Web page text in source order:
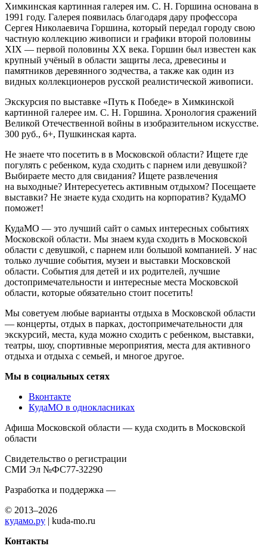
Химкинская картинная галерея им. С. Н. Горшина основана в
1991 году. Галерея появилась благодаря дару профессора
Сергея Николаевича Горшина, который передал городу свою
частную коллекцию живописи и графики второй половины
XIX — первой половины XX века. Горшин был известен как
крупный учёный в области защиты леса, древесины и
памятников деревянного зодчества, а также как один из
видных коллекционеров русской реалистической живописи.
Экскурсия по выставке «Путь к Победе» в Химкинской
картинной галерее им. С. Н. Горшина. Хронология сражений
Великой Отечественной войны в изобразительном искусстве.
300 руб., 6+, Пушкинская карта.
Не знаете что посетить в в Московской области? Ищете где
погулять с ребенком, куда сходить с парнем или девушкой?
Выбираете место для свидания? Ищете развлечения
на выходные? Интересуетесь активным отдыхом? Посещаете
выставки? Не знаете куда сходить на корпоратив? КудаМО
поможет!
КудаМО — это лучший сайт о самых интересных событиях
Московской области. Мы знаем куда сходить в Московской
области с девушкой, с парнем или большой компанией. У нас
только лучшие события, музеи и выставки Московской
области. События для детей и их родителей, лучшие
достопримечательности и интересные места Московской
области, которые обязательно стоит посетить!
Мы советуем любые варианты отдыха в Московской области
— концерты, отдых в парках, достопримечательности для
экскурсий, места, куда можно сходить с ребенком, выставки,
театры, шоу, спортивные мероприятия, места для активного
отдыха и отдыха с семьей, и многое другое.
Мы в социальных сетях
Вконтакте
КудаМО в однокласниках
Афиша Московской области — куда сходить в Московской
области
Свидетельство о регистрации
СМИ Эл №ФС77-32290
Разработка и поддержка —
© 2013–2026
кудамо.ру | kuda-mo.ru
Контакты